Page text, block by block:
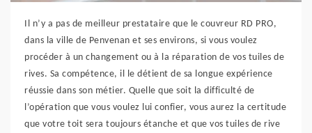
Il n’y a pas de meilleur prestataire que le couvreur RD PRO,
dans la ville de Penvenan et ses environs, si vous voulez
procéder à un changement ou à la réparation de vos tuiles de
rives. Sa compétence, il le détient de sa longue expérience
réussie dans son métier. Quelle que soit la difficulté de
l’opération que vous voulez lui confier, vous aurez la certitude
que votre toit sera toujours étanche et que vos tuiles de rive